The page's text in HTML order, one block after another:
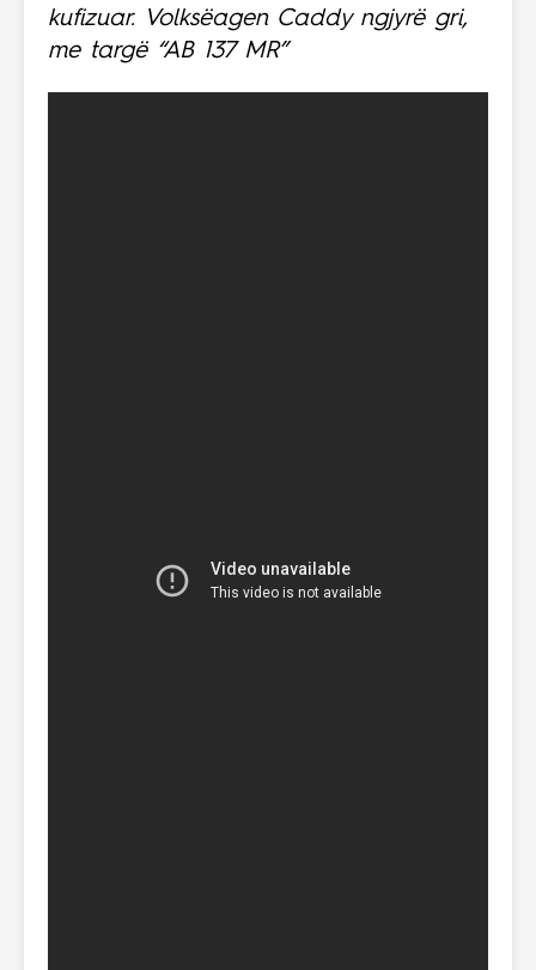
kufizuar. Volksëagen Caddy ngjyrë gri,
me targë “AB 137 MR”